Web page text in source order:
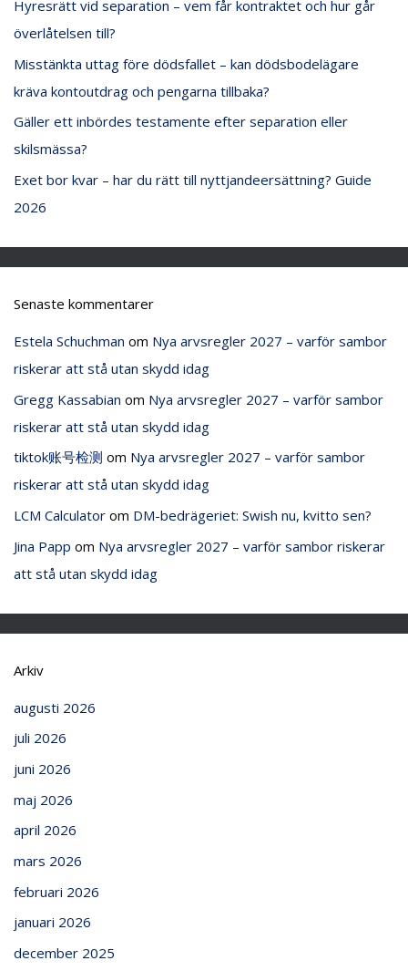
r
:
Hyresrätt vid separation – vem får kontraktet och hur går
överlåtelsen till?
Misstänkta uttag före dödsfallet – kan dödsbodelägare
kräva kontoutdrag och pengarna tillbaka?
Gäller ett inbördes testamente efter separation eller
skilsmässa?
Exet bor kvar – har du rätt till nyttjandeersättning? Guide
2026
Senaste kommentarer
Estela Schuchman om Nya arvsregler 2027 – varför sambor
riskerar att stå utan skydd idag
Gregg Kassabian om Nya arvsregler 2027 – varför sambor
riskerar att stå utan skydd idag
tiktok账号检测 om Nya arvsregler 2027 – varför sambor
riskerar att stå utan skydd idag
LCM Calculatorom DM-bedrägeriet: Swish nu, kvitto sen?
Jina Papp om Nya arvsregler 2027 – varför sambor riskerar
att stå utan skydd idag
Arkiv
augusti 2026
juli 2026
juni 2026
maj 2026
april 2026
mars 2026
februari 2026
januari 2026
december 2025